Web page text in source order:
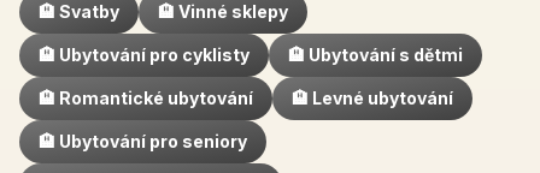
🏨 Svatby 🏨 Vinné sklepy
🏨 Ubytování pro cyklisty 🏨 Ubytování s dětmi
🏨 Romantické ubytování 🏨 Levné ubytování
🏨 Ubytování pro seniory